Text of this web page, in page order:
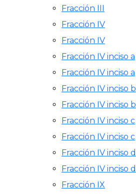
Fracción III
Fracción IV
Fracción IV
Fracción IV inciso a
Fracción IV inciso a
Fracción IV inciso b
Fracción IV inciso b
Fracción IV inciso c
Fracción IV inciso c
Fracción IV inciso d
Fracción IV inciso d
Fracción IX